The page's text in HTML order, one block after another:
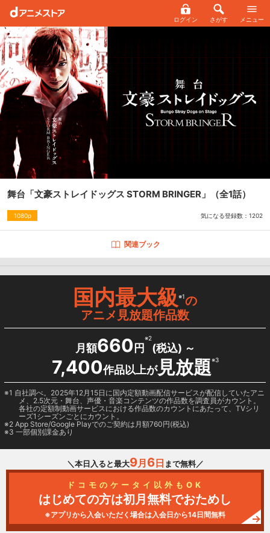
ログイン さがす メニュー
舞台「文豪ストレイドッグス STORM BRINGER」 （全1話）
1080p 気になる登録数： 1202
関連ブック
国内最大級※1の
アニメ見放題作品数
月額660 円
※2
(税込) ～
7,400作品以上が見放題※3
1 自社調べ。2025年12月15日に国内定額動画配信サービスが配信していたアニ
メ、2.5次元・舞台、声優・音楽コンテンツの作品数を調査員がカウント。
各社の定額制動画サービスにおける作品数のカウントにあたって、TVシリ
ーズ1シーズンごとにカウント。
2 App Store/Google Playでのご契約は月額760円(税込)
3 一部個別課金あり
＼本日入ると最大9月 6日 まで無料／
ドコモのケータイ以外もOK
はじめての方は初月無料でおためし
※アプリから入会いただく場合は入会日から14日間無料